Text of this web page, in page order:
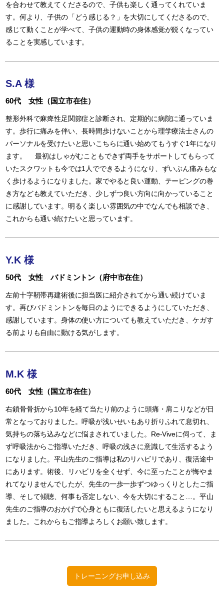
を合わせて教えてくださるので、子供も楽しく通ってくれていま
す。何より、子供の「どう感じる？」を大切にしてくださるので、
感じて動くことが学べて、子供の運動時の身体感覚が鋭くなってい
ることを実感しています。
S.A 様
60代 女性（国立市在住）
整形外科で麻痺性足関節症と診断され、定期的に病院に通っていま
す。歩行に痛みを伴い、長時間歩けないことから理学療法士さんの
パーソナルを受けたいと思いこちらに通い始めてもうすぐ1年になり
ます。 最初はしゃがむこともできず両手をサポートしてもらって
いたスクワットも今では1人でできるようになり、ずいぶん痛みもな
く歩けるようになりました。家でやると良い運動、テーピングの巻
き方なども教えていただき、少しずつ良い方向に向かっていること
に感謝しています。明るく楽しい雰囲気の中でなんでも相談でき、
これからも通い続けたいと思っています。
Y.K 様
50代 女性 バドミントン（府中市在住）
左前十字靭帯再建術後に担当医に紹介されてから通い続けていま
す。再びバドミントンを毎日のようにできるようにしていただき、
感謝しています。身体の使い方についても教えていただき、ケガす
る前よりも自由に動ける気がします。
M.K 様
60代 女性（国立市在住）
右鎖骨骨折から10年を経て当たり前のように頭痛・肩こりなどが日
常となっておりました。呼吸が浅いせいもあり折りふれて息切れ、
気持ちの落ち込みなどに悩まされていました。Re-Viveに伺って、ま
ず呼吸法からご指導いただき、呼吸の浅さに意識して生活するよう
になりました。平山先生のご指導は私のリハビリであり、復活途中
にあります。術後、リハビリを全くせず、今に至ったことが悔やま
れてなりませんでしたが、先生の一歩一歩ずつゆっくりとしたご指
導、そして傾聴、何事も否定しない、今を大切にすること…。平山
先生のご指導のおかげで心身ともに復活したいと思えるようになり
ました。これからもご指導よろしくお願い致します。
トレーニングお申し込み